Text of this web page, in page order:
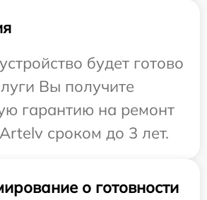
будет готово
Вы получите
гарантию на ремонт
сроком до 3 лет.
о готовности